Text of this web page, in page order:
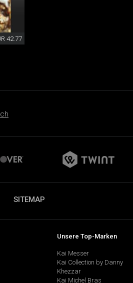
42.77
SITEMAP
Unsere Top-Marken
Kai Messer
Kai Collection by Danny
Khezzar
Kai Michel Bras